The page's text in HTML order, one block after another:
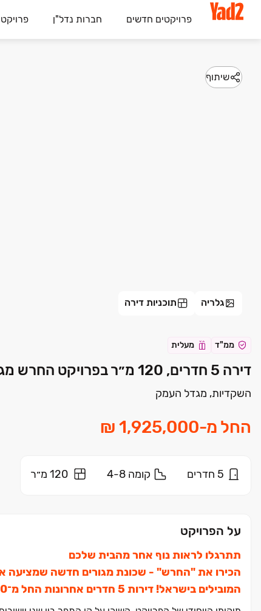
פרויקטים חדשים חברות נדל"ן
שיתוף
גלריה תוכניות דירה
ממ"ד מעלית
דירה 5 חדרים, 120 מ״ר בפרויקט החרש מגדל העמק | גשם החזקות
השקדיות, מגדל העמק
החל מ-
5 חדרים קומה 4-8 120 מ״ר
על הפרויקט
תתרגלו לראות נוף אחר מהבית שלכם
הכירו את "החרש" ‏- שכונת מגורים חדשה שמציעה
המובילים בישראל! דירות ‏5 חדרים אחרונות החל מ־‏1,925,000 ‏₪ וגם הטבת מימון בלעדית 15/85!